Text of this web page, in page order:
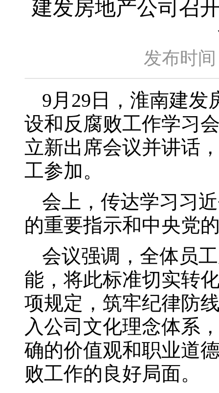
建发房地产公司召
发布时
9月29日，淮南建发
设和反腐败工作学习
立新出席会议并讲话
工参加。
会上，传达学习习
的重要指示和中央党
会议强调，全体员
能，将此标准切实转
项规定，筑牢纪律防
入公司文化理念体系
确的价值观和职业道
败工作的良好局面。